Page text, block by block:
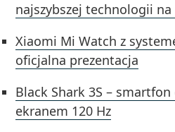
najszybszej technologii
Xiaomi Mi Watch z
oficjalna prezentacja
Black Shark 3S –
ekranem 120 Hz